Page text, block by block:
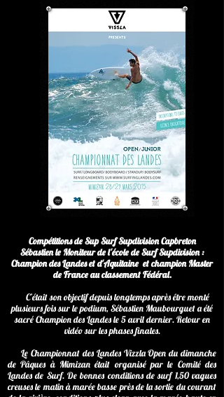
Compétitions de Sup Surf Supdivision Capbreton
Sébastien le Moniteur de l'école de Surf Supdivision :
Champion des Landes et d'Aquitaine et champion Master
de France au classement Fédéral.
C’était son objectif depuis longtemps après être monté
plusieurs fois sur le podium, Sébastien Maubourguet a été
sacré Champion des Landes le 5 avril dernier. Retour en
vidéo sur les phases finales.
Le Championnat des Landes Vizzla Open du dimanche
de Pâques à Mimizan était organisé par le Comité des
Landes de Surf. De bonnes conditions de surf 1,50 vagues
creuses le matin à marée basse près de la sortie du courant